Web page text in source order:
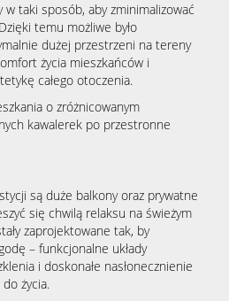
w taki sposób, aby zminimalizować
temu możliwe było
dużej przestrzeni na tereny
życia mieszkańców i
całego otoczenia.
o zróżnicowanym
kawalerek po przestronne
są duże balkony oraz prywatne
się chwilą relaksu na świeżym
zaprojektowane tak, by
– funkcjonalne układy
i doskonałe nasłonecznienie
życia.